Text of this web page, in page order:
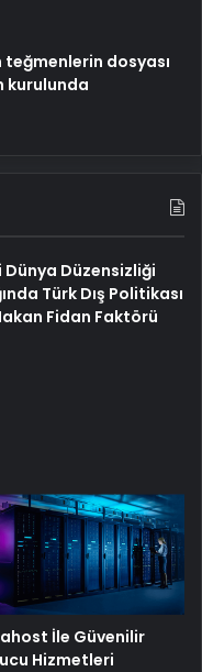
dosyası
kurulunda
Dünya Düzensizliği
Türk Dış Politikası
Fidan Faktörü
İle Güvenilir
Hizmetleri